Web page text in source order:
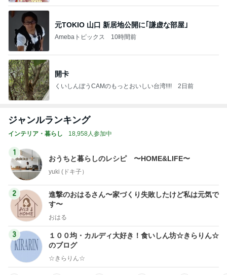
元TOKIO 山口 新居地公開に｢謙虚な部屋｣
Amebaトピックス 10時間前
開卡
くいしんぼうCAMのもっとおいしい台湾!!!! 2日前
ジャンルランキング
インテリア・暮らし 18,958人参加中
1
おうちと暮らしのレシピ 〜HOME&LIFE〜
yuki (ドキ子）
2
進撃のおはるさん〜家づくり失敗したけど私は元気で
す〜
おはる
3
１００均・カルディ大好き！食いしん坊☆きらりん☆
のブログ
☆きらりん☆